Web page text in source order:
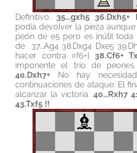
Definitivo. 35…gxh5 36.Dxh5+
podía devolver la pieza
peón de e5 pero es inútil toda
de 37…Ag4 38.Dxg4 Dxe5
hacer contra ¤f6+] 38.Cf6+
imponente el trío de
40.Dxh7+ No hay
continuaciones de ataque. El
alcanzar la victoria. 40…Rxh7
43.Txf5 !!